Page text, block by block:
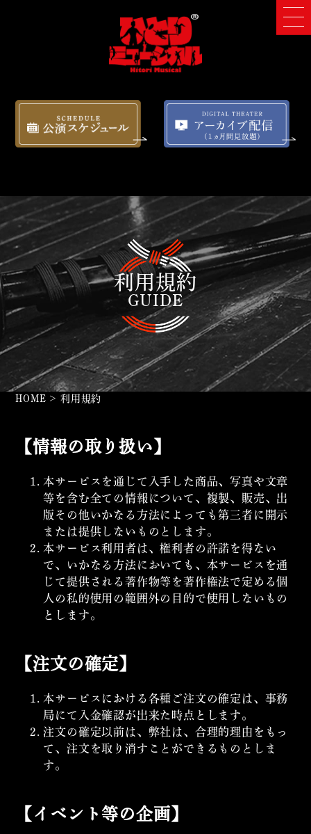
利用規約
GUIDE
HOME > 利用規約
【情報の取り扱い】
本サービスを通じて入手した商品、写真や文章
等を含む全ての情報について、複製、販売、出
版その他いかなる方法によっても第三者に開示
または提供しないものとします。
本サービス利用者は、権利者の許諾を得ない
で、いかなる方法においても、本サービスを通
じて提供される著作物等を著作権法で定める個
人の私的使用の範囲外の目的で使用しないもの
とします。
【注文の確定】
本サービスにおける各種ご注文の確定は、事務
局にて入金確認が出来た時点とします。
注文の確定以前は、弊社は、合理的理由をもっ
て、注文を取り消すことができるものとしま
す。
【イベント等の企画】